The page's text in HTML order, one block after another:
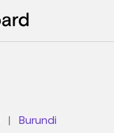
|
Burundi